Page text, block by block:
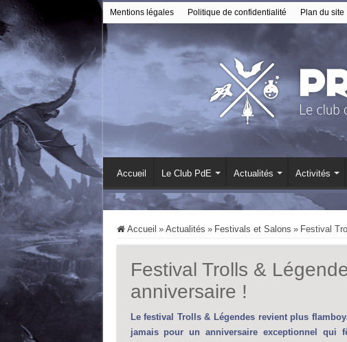
Mentions légales Politique de confidentialité Plan du site
Accueil Le Club PdE Actualités Activités
Accueil » Actualités » Festivals et Salons » Festival
Festival Trolls &
anniversaire !
Le festival Trolls & Légendes revient plus
jamais pour un anniversaire exceptionnel qui